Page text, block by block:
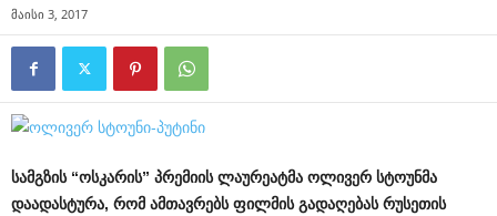
მაისი 3, 2017
სამგზის“ოსკარის” პრემიის ლაურეატმა ოლივერ სტოუნმა
დაადასტურა, რომ ამთავრებს ფილმის გადაღებას რუსეთის